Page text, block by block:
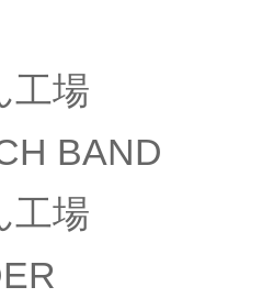
工場
BAND
工場